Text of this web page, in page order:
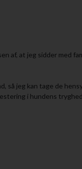
af, at jeg sidder med
så jeg kan tage de
i hundens